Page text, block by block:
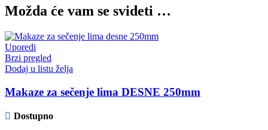
Možda će vam se svideti …
Uporedi
Brzi pregled
Dodaj u listu želja
Makaze za sečenje lima DESNE 250mm
Dostupno